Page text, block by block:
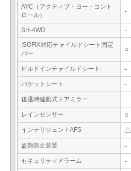
AYC（アクティブ・ヨー・コント
ロール）
-
SH-4WD -
ISOFIX対応チャイルドシート固定
バー
○
ビルドインチャイルドシート -
バケットシート -
後退時連動式ドアミラー -
レインセンサー ○
インテリジェントAFS △
盗難防止装置 -
セキュリティアラーム -